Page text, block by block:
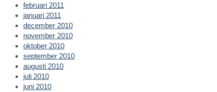
februari 2011
januari 2011
december 2010
november 2010
oktober 2010
september 2010
augusti 2010
juli 2010
juni 2010